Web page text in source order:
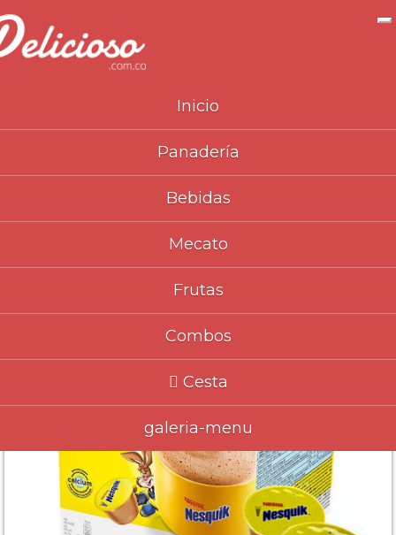
Inicio
Panadería
Bebidas
Mecato
Frutas
Combos
Cesta
galeria-menu